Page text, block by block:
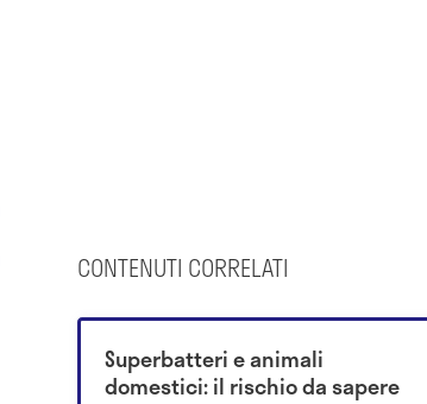
CONTENUTI CORRELATI
Superbatteri e animali
domestici: il rischio da sapere